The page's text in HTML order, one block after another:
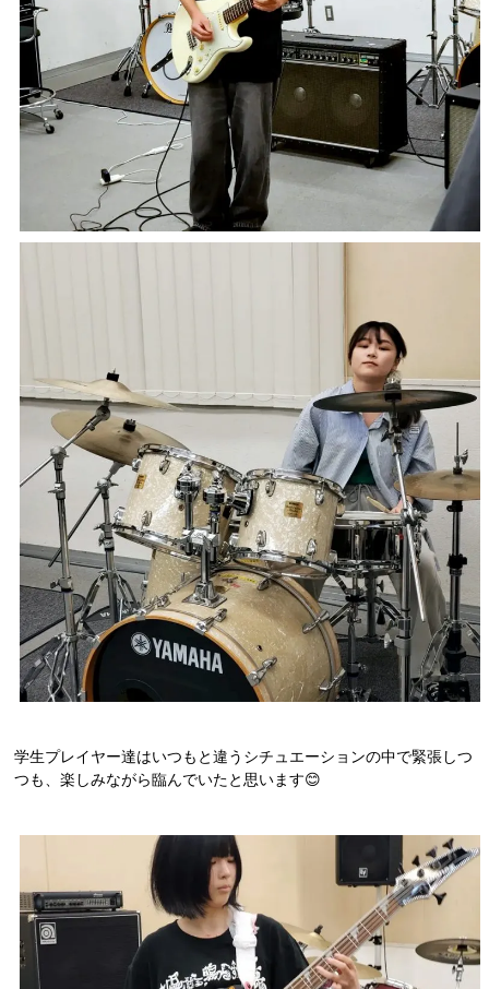
学生プレイヤー達はいつもと違うシチュエーションの中で緊張しつ
つも、楽しみながら臨んでいたと思います😊